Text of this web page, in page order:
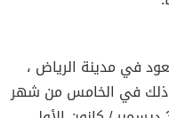
في مدينة الرياض ،
وذلك في الخامس من شهر